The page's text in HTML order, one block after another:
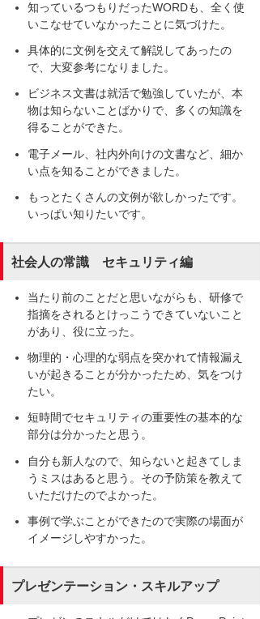
知っているつもりだったWORDも、全く使
いこなせていなかったことに気づけた。
具体的に文例を交えて解説してあったの
で、大変参考になりました。
ビジネス文書は就活で勉強していたが、本
物は知らないことばかりで、多くの知識を
得ることができた。
電子メール、社内外向けの文書など、細か
い点を知ることができました。
もっとたくさんの文例が欲しかったです。
いっぱい知りたいです。
社会人の常識 セキュリティ編
当たり前のことだと思いながらも、研修で
指摘をされるとけっこうできていないこと
があり、役に立った。
物理的・心理的な弱点を突かれて情報漏え
いが起きることが分かったため、気をつけ
たい。
短時間でセキュリティの重要性の基本的な
部分は分かったと思う。
自分も新人なので、知らないと起きてしま
うミスはあると思う。その予防策を教えて
いただけたのでよかった。
事例で学ぶことができたので実際の場面が
イメージしやすかった。
プレゼンテーション・スキルアップ